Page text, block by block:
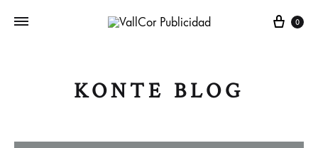
Carro
0
KONTE BLOG